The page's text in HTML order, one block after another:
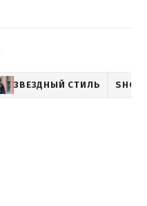
ЗВЕЗДНЫЙ СТИЛЬ